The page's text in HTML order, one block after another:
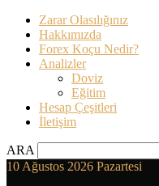
Zarar Olasılığınız
Hakkımızda
Forex Koçu Nedir?
Analizler
Doviz
Eğitim
Hesap Çeşitleri
İletişim
ARA
10 Ağustos 2026 Pazartesi